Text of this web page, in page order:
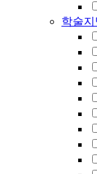
학술지